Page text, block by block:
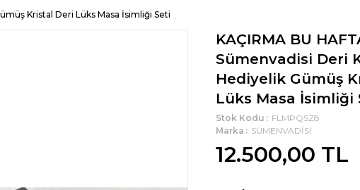
Kristal Deri Lüks Masa İsimliği Seti
KAÇIRMA BU
Sümenvadisi Deri
Hediyelik Gümüş
Lüks Masa İsimliği
Stok Kodu
FLMPQSZ8
Marka
SÜMENVADİSİ
12.500,00 TL